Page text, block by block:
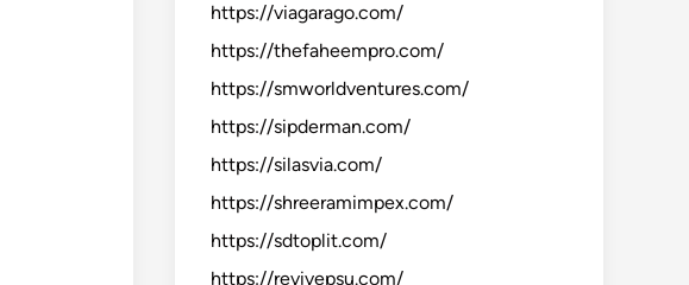
https://viagarago.com/
https://thefaheempro.com/
https://smworldventures.com/
https://sipderman.com/
https://silasvia.com/
https://shreeramimpex.com/
https://sdtoplit.com/
https://revivepsu.com/